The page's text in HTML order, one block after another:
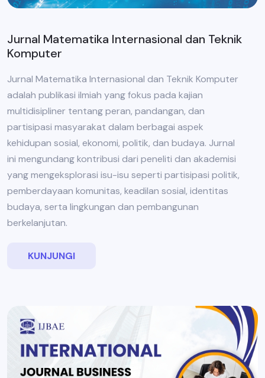
Jurnal Matematika Internasional dan Teknik
Komputer
Jurnal Matematika Internasional dan Teknik Komputer
adalah publikasi ilmiah yang fokus pada kajian
multidisipliner tentang peran, pandangan, dan
partisipasi masyarakat dalam berbagai aspek
kehidupan sosial, ekonomi, politik, dan budaya. Jurnal
ini mengundang kontribusi dari peneliti dan akademisi
yang mengeksplorasi isu-isu seperti partisipasi politik,
pemberdayaan komunitas, keadilan sosial, identitas
budaya, serta lingkungan dan pembangunan
berkelanjutan.
KUNJUNGI